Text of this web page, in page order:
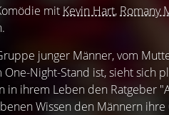
mit Kevin Hart, Romany
junger Männer, vom
One-Night-Stand ist, sieht sich
in ihrem Leben den Ratgeber
Wissen den Männern ihre